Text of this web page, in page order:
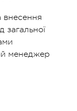
внесення
загальної
менеджер